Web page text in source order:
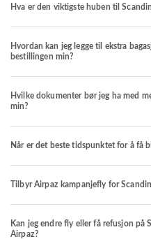
Hva er den viktigste huben til
Hvordan kan jeg legge til ekstra
bestillingen min?
Hvilke dokumenter bør jeg ha med
min?
Når er det beste tidspunktet for å få
Tilbyr Airpaz kampanjefly for
Kan jeg endre fly eller få refusjon
Airpaz?